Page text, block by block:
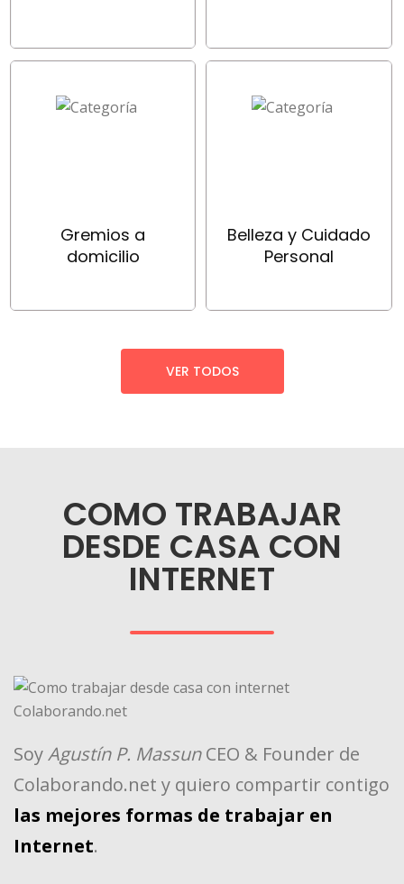
Gremios a
domicilio
Belleza y Cuidado
Personal
VER TODOS
COMO TRABAJAR
DESDE CASA CON
INTERNET
SoyAgustín P. MassunCEO & Founder de
Colaborando.net y quiero compartir contigo
las mejores formas de trabajar en
Internet.